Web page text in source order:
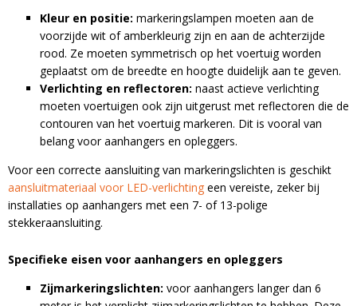
Kleur en positie: markeringslampen moeten aan de
voorzijde wit of amberkleurig zijn en aan de achterzijde
rood. Ze moeten symmetrisch op het voertuig worden
geplaatst om de breedte en hoogte duidelijk aan te geven.
Verlichting en reflectoren: naast actieve verlichting
moeten voertuigen ook zijn uitgerust met reflectoren die de
contouren van het voertuig markeren. Dit is vooral van
belang voor aanhangers en opleggers.
Voor een correcte aansluiting van markeringslichten is geschikt
aansluitmateriaal voor LED-verlichting een vereiste, zeker bij
installaties op aanhangers met een 7- of 13-polige
stekkeraansluiting.
Specifieke eisen voor aanhangers en opleggers
Zijmarkeringslichten: voor aanhangers langer dan 6
A
l
t
e
e
: